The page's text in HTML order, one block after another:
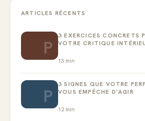
ARTICLES RÉCENTS
P
3 EXERCICES CONCRETS
VOTRE CRITIQUE
13 min
P
3 SIGNES QUE VOTRE
VOUS EMPÊCHE D’AGIR
12min